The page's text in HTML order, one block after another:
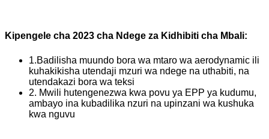
Kipengele cha 2023 cha Ndege za Kidhibiti cha Mbali:
1.Badilisha muundo bora wa mtaro wa aerodynamic ili
kuhakikisha utendaji mzuri wa ndege na uthabiti, na
utendakazi bora wa teksi
2. Mwili hutengenezwa kwa povu ya EPP ya kudumu,
ambayo ina kubadilika nzuri na upinzani wa kushuka
kwa nguvu